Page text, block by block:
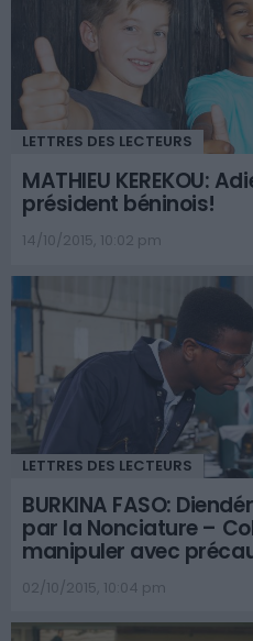
LETTRES DES LECTEURS
MATHIEU KEREKOU:
président béninois!
14/10/2015, 10:02 pm
LETTRES DES LECTEURS
BURKINA FASO:
par la Nonciature –
manipuler avec
02/10/2015, 10:04 pm